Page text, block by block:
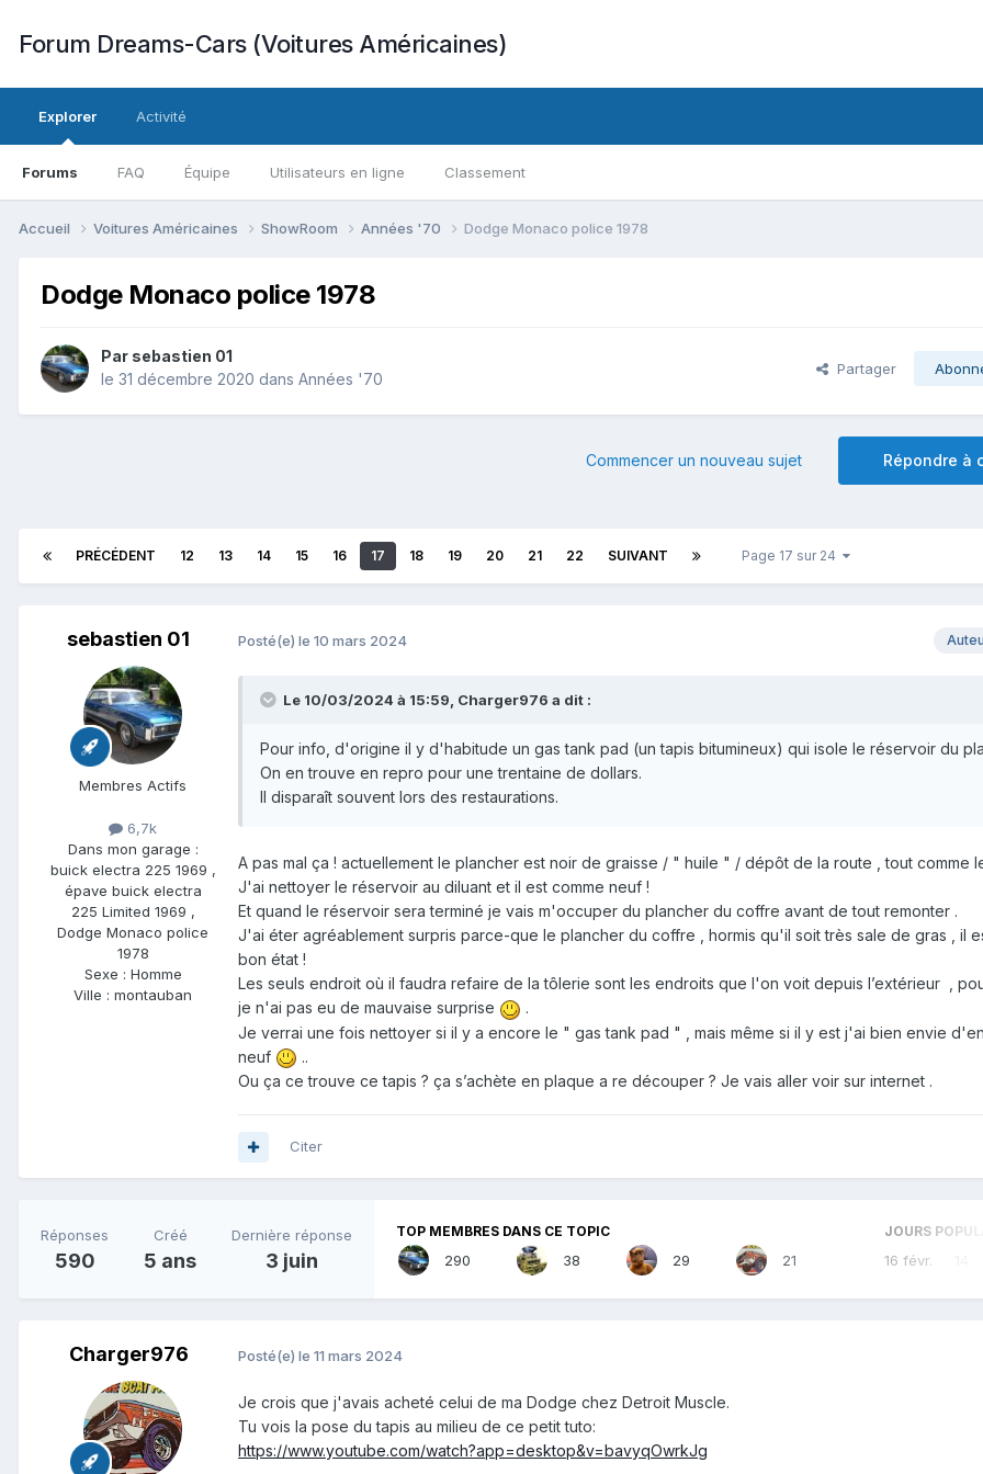
Forum Dreams-Cars (Voitures Américaines)
Explorer
Forums FAQ Équipe Utilisateurs en ligne Classement
Activité
Accueil Voitures Américaines ShowRoom Années '70 Dodge Monaco police 1978
Dodge Monaco police 1978
Par sebastien 01
le 31 décembre 2020 dans Années '70
Partager
Répondre à
Commencer un nouveau sujet
PRÉCÉDENT 12 13 14 15 16 17 18 19 20 21 22 SUIVANT Page 17 sur 24
sebastien 01
Membres Actifs
6,7k
Dans mon garage :
buick electra 225 1969 ,
épave buick electra
225 Limited 1969 ,
Dodge Monaco police
1978
Sexe : Homme
Ville : montauban
Posté(e) le 10 mars 2024
Le 10/03/2024 à 15:59, Charger976 a dit :
Pour info, d'origine il y d'habitude un gas tank pad (un tapis bitumineux) qui isole le réservoir du
On en trouve en repro pour une trentaine de dollars.
Il disparaît souvent lors des restaurations.
A pas mal ça ! actuellement le plancher est noir de graisse / " huile " / dépôt de la route , tout comme
J'ai nettoyer le réservoir au diluant et il est comme neuf !
Et quand le réservoir sera terminé je vais m'occuper du plancher du coffre avant de tout remonter .
J'ai éter agréablement surpris parce-que le plancher du coffre , hormis qu'il soit très sale de gras , il
bon état !
Les seuls endroit où il faudra refaire de la tôlerie sont les endroits que l'on voit depuis l’extérieur ,
je n'ai pas eu de mauvaise surprise
.
Je verrai une fois nettoyer si il y a encore le " gas tank pad " , mais même si il y est j'ai bien envie
neuf
..
Ou ça ce trouve ce tapis ? ça s’achète en plaque a re découper ? Je vais aller voir sur internet .
Citer
Réponses
590
Créé
5 ans
Dernière réponse
3 juin
TOP MEMBRES DANS CE TOPIC
290 38 29 21
JOURS
16 févr.
Charger976 Posté(e) le 11 mars 2024
Je crois que j'avais acheté celui de ma Dodge chez Detroit Muscle.
Tu vois la pose du tapis au milieu de ce petit tuto:
https://www.youtube.com/watch?app=desktop&v=bavyqOwrkJg